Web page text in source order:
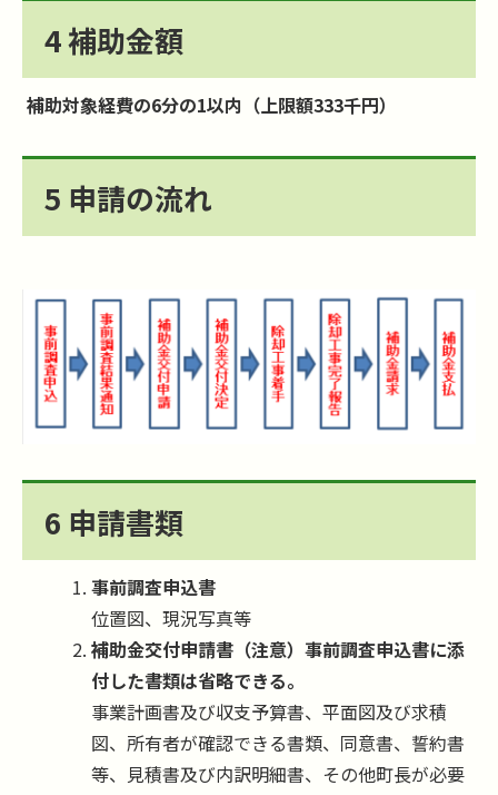
4 補助金額
補助対象経費の6分の1以内（上限額333千円）
5 申請の流れ
6 申請書類
事前調査申込書
位置図、現況写真等
補助金交付申請書（注意）事前調査申込書に添
付した書類は省略できる。
事業計画書及び収支予算書、平面図及び求積
図、所有者が確認できる書類、同意書、誓約書
等、見積書及び内訳明細書、その他町長が必要